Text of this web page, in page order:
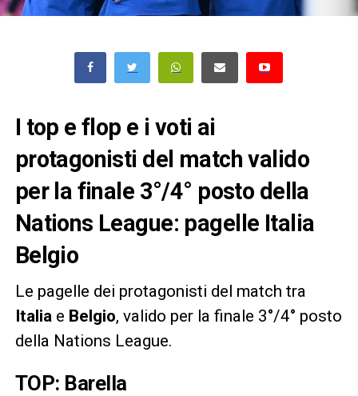
I top e flop e i voti ai
protagonisti del match valido
per la finale 3°/4° posto della
Nations League: pagelle Italia
Belgio
Le pagelle dei protagonisti del match tra
Italia e Belgio, valido per la finale 3°/4° posto
della Nations League.
TOP: Barella